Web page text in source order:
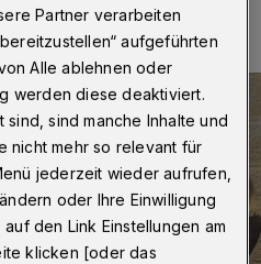
Partner verarbeiten
aufgeführten
Alle ablehnen oder
werden diese deaktiviert.
sind manche Inhalte und
nicht mehr so relevant für
jederzeit wieder aufrufen,
oder Ihre Einwilligung
den Link Einstellungen am
klicken [oder das